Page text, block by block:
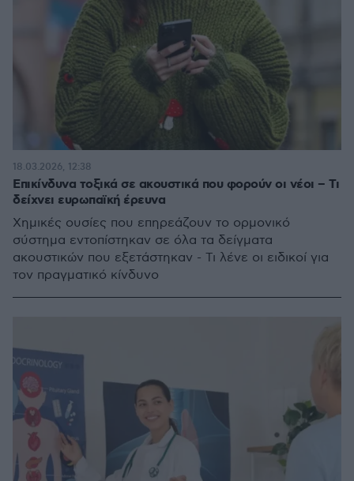
Επικίνδυνα τοξικά σε ακουστικά που φορούν οι νέοι – Τι
δείχνει ευρωπαϊκή έρευνα
Χημικές ουσίες που επηρεάζουν το ορμονικό
σύστημα εντοπίστηκαν σε όλα τα δείγματα
ακουστικών που εξετάστηκαν - Τι λένε οι ειδικοί για
τον πραγματικό κίνδυνο
18.03.2026, 12:38